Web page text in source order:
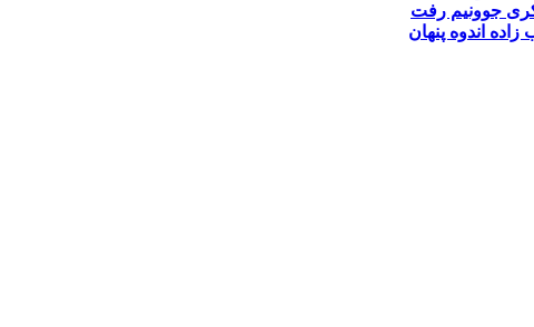
جوونیم رفت
زاده اندوه پنهان